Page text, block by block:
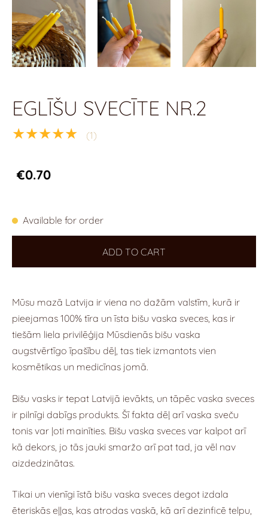
EGLĪŠU SVECĪTE NR.2
★★★★★ (1)
€0.70
Available for order
ADD TO CART
Mūsu mazā Latvija ir viena no dažām valstīm, kurā ir
pieejamas 100% tīra un īsta bišu vaska sveces, kas ir
tiešām liela privilēģija Mūsdienās bišu vaska
augstvērtīgo īpašību dēļ, tas tiek izmantots vien
kosmētikas un medicīnas jomā.
Bišu vasks ir tepat Latvijā ievākts, un tāpēc vaska sveces
ir pilnīgi dabīgs produkts. Šī fakta dēļ arī vaska sveču
tonis var ļoti mainīties. Bišu vaska sveces var kalpot arī
kā dekors, jo tās jauki smaržo arī pat tad, ja vēl nav
aizdedzinātas.
Tikai un vienīgi īstā bišu vaska sveces degot izdala
ēteriskās eļļas, kas atrodas vaskā, kā arī dezinficē telpu,